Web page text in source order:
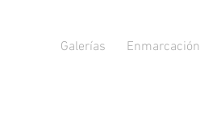
Galerías Enmarcación